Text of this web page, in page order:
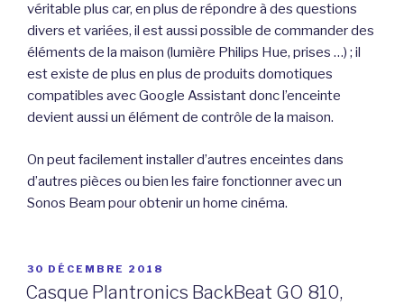
véritable plus car, en plus de répondre à des questions
divers et variées, il est aussi possible de commander des
éléments de la maison (lumière Philips Hue, prises …) ; il
est existe de plus en plus de produits domotiques
compatibles avec Google Assistant donc l’enceinte
devient aussi un élément de contrôle de la maison.
On peut facilement installer d’autres enceintes dans
d’autres pièces ou bien les faire fonctionner avec un
Sonos Beam pour obtenir un home cinéma.
PUBLIÉ
LE
30 DÉCEMBRE 2018
Casque Plantronics BackBeat GO 810,